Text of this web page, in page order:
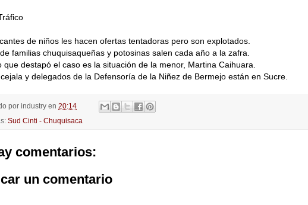
de niños les hacen ofertas tentadoras pero son explotados.
familias chuquisaqueñas y potosinas salen cada año a la zafra.
que destapó el caso es la situación de la menor, Martina Caihuara.
y delegados de la Defensoría de la Niñez de Bermejo están en Sucre.
por industry en 20:14
Sud Cinti - Chuquisaca
comentarios:
un comentario